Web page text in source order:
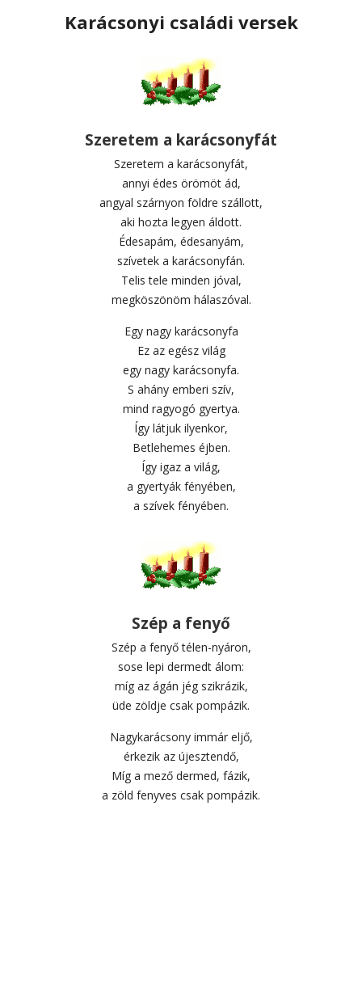
Karácsonyi családi versek
Szeretem a karácsonyfát
Szeretem a karácsonyfát,
annyi édes örömöt ád,
angyal szárnyon földre szállott,
aki hozta legyen áldott.
Édesapám, édesanyám,
szívetek a karácsonyfán.
Telis tele minden jóval,
megköszönöm hálaszóval.
Egy nagy karácsonyfa
Ez az egész világ
egy nagy karácsonyfa.
S ahány emberi szív,
mind ragyogó gyertya.
Így látjuk ilyenkor,
Betlehemes éjben.
Így igaz a világ,
a gyertyák fényében,
a szívek fényében.
Szép a fenyő
Szép a fenyő télen-nyáron,
sose lepi dermedt álom:
míg az ágán jég szikrázik,
üde zöldje csak pompázik.
Nagykarácsony immár eljő,
érkezik az újesztendő,
Míg a mező dermed, fázik,
a zöld fenyves csak pompázik.